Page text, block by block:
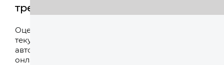
трейд-ин
Оцените свой
текущий
автомобиль
онлайн